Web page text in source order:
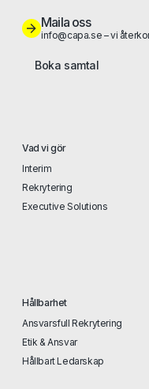
Maila oss
info@capa.se – vi
Boka samtal
Vad vi gör
Interim
Rekrytering
Executive Solutions
Hållbarhet
Ansvarsfull Rekrytering
Etik & Ansvar
Hållbart Ledarskap